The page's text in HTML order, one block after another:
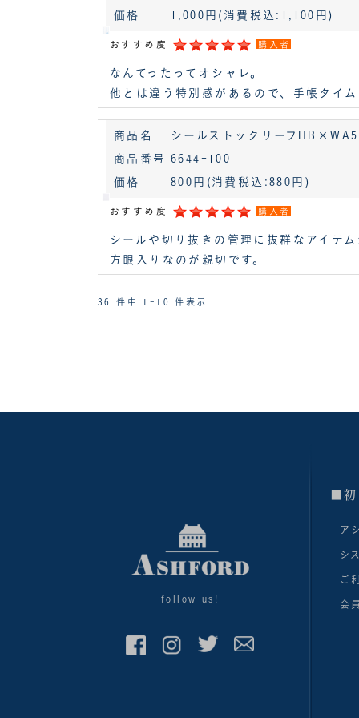
価格 1,000円 (消費税込:1,100円)
おすすめ度 購入者
なんてったってオシャレ。
他とは違う特別感があるので、手帳タイ
商品名 シールストックリーフ
商品番号 6644-100
価格 800円 (消費税込:880円)
おすすめ度 購入者
シールや切り抜きの管理に抜群なアイテ
方眼入りなのが親切です。
36 件中 1-10 件表示
follow us!
■
ア
シ
ご
会